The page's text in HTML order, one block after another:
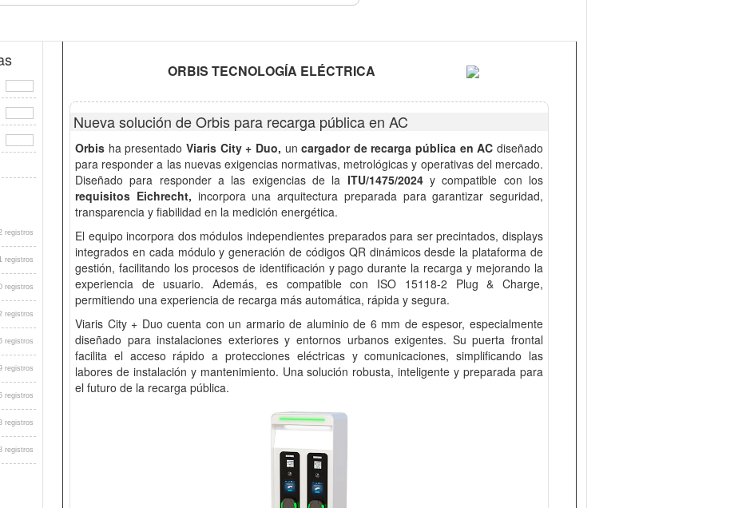
registros
registros
registros
registros
registros
registros
registros
registros
registros
ORBIS TECNOLOGÍA ELÉCTRICA
Nueva solución de Orbis para recarga pública en AC
Orbis ha presentado Viaris City + Duo, uncargador de recarga pública en AC diseñado
para responder a las nuevas exigencias normativas, metrológicas y operativas del mercado.
Diseñado para responder a las exigencias de la ITU/1475/2024y compatible con los
requisitos Eichrecht, incorpora una arquitectura preparada para garantizar seguridad,
transparencia y fiabilidad en la medición energética.
El equipo incorpora dos módulos independientes preparados para ser precintados, displays
integrados en cada módulo y generación de códigos QR dinámicos desde la plataforma de
gestión, facilitando los procesos de identificación y pago durante la recarga y mejorando la
experiencia de usuario. Además, es compatible con ISO 15118-2 Plug & Charge,
permitiendo una experiencia de recarga más automática, rápida y segura.
Viaris City + Duo cuenta con un armario de aluminio de 6 mm de espesor, especialmente
diseñado para instalaciones exteriores y entornos urbanos exigentes. Su puerta frontal
facilita el acceso rápido a protecciones eléctricas y comunicaciones, simplificando las
labores de instalación y mantenimiento. Una solución robusta, inteligente y preparada para
el futuro de la recarga pública.